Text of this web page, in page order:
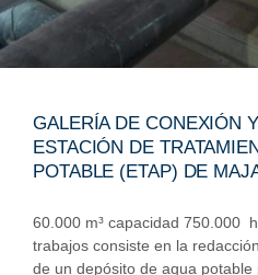
GALERÍA DE CONEXIÓN
ESTACIÓN DE
POTABLE (ETAP) DE
60.000 m³ capacidad 750.000
trabajos consiste en la
de un depósito de agua potable